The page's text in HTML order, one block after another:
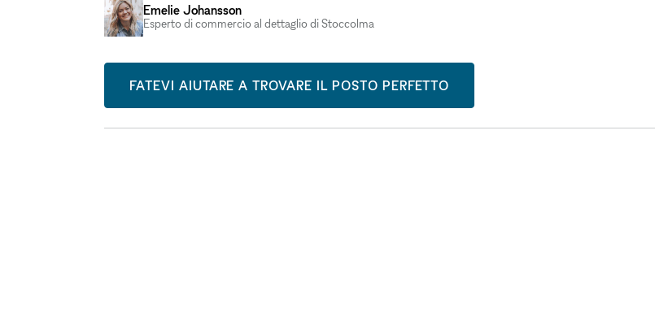
Emelie Johansson
Esperto di commercio al dettaglio di Stoccolma
FATEVI AIUTARE A TROVARE IL POSTO PERFETTO